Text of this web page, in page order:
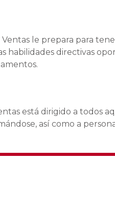
le prepara para
habilidades directivas
está dirigido a todos
así como a